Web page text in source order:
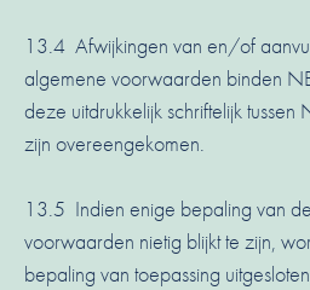
13.4 Afwijkingen van en/of
algemene voorwaarden binden
deze uitdrukkelijk schriftelijk
zijn overeengekomen.
13.5 Indien enige bepaling van
voorwaarden nietig blijkt te zijn,
bepaling van toepassing